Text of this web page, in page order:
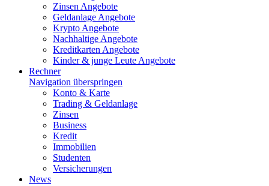
Zinsen Angebote
Geldanlage Angebote
Krypto Angebote
Nachhaltige Angebote
Kreditkarten Angebote
Kinder & junge Leute Angebote
Rechner
Navigation überspringen
Konto & Karte
Trading & Geldanlage
Zinsen
Business
Kredit
Immobilien
Studenten
Versicherungen
News